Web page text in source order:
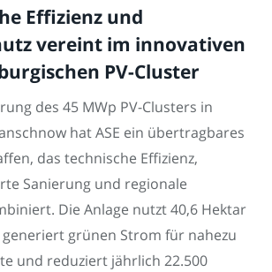
Effizienz und
vereint im innovativen
PV-Cluster
des 45 MWp PV-Clusters in
hat ASE ein übertragbares
das technische Effizienz,
Sanierung und regionale
Die Anlage nutzt 40,6 Hektar
grünen Strom für nahezu
und reduziert jährlich 22.500